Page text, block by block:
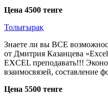
Цена 4500 тенге
Толығырақ
Знаете ли вы ВСЕ
от Дмитрия Казанцева
EXCEL преподавать!!!
взаимосвязей, составление
Цена 5500 тенге